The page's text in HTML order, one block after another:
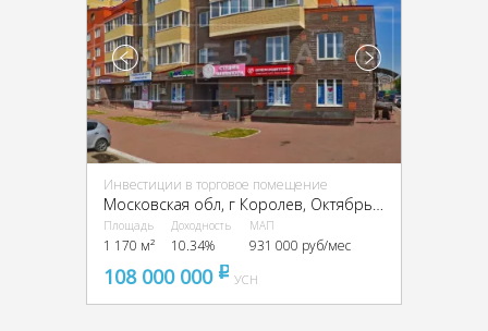
Инвестиции в торговое помещение
Московская обл, г Королев, Октябрьский б-р, д 5
Площадь
1 170 м²
Доходность
10.34%
МАП
931 000 руб/мес
108 000 000 pуб
УСН